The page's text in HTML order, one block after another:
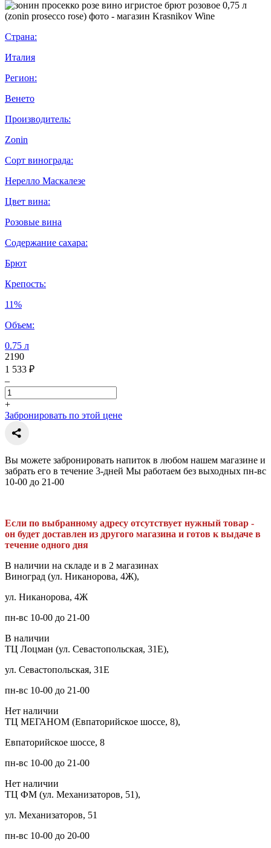
Страна:
Италия
Регион:
Венето
Производитель:
Zonin
Сорт винограда:
Нерелло Маскалезе
Цвет вина:
Розовые вина
Содержание сахара:
Брют
Крепость:
11%
Объем:
0.75 л
2190
1 533 ₽
–
+
Забронировать по этой цене
Вы можете забронировать напиток в любом нашем магазине и
забрать его в течение 3-дней Мы работаем без выходных пн-вс
10-00 до 21-00
Если по выбранному адресу отсутствует нужный товар -
он будет доставлен из другого магазина и готов к выдаче в
течение одного дня
В наличии на складе и в 2 магазинах
Виноград (ул. Никанорова, 4Ж),
ул. Никанорова, 4Ж
пн-вс 10-00 до 21-00
В наличии
ТЦ Лоцман (ул. Севастопольская, 31Е),
ул. Севастопольская, 31Е
пн-вс 10-00 до 21-00
Нет наличии
ТЦ МЕГАНОМ (Евпаторийское шоссе, 8),
Евпаторийское шоссе, 8
пн-вс 10-00 до 21-00
Нет наличии
ТЦ ФМ (ул. Механизаторов, 51),
ул. Механизаторов, 51
пн-вс 10-00 до 20-00